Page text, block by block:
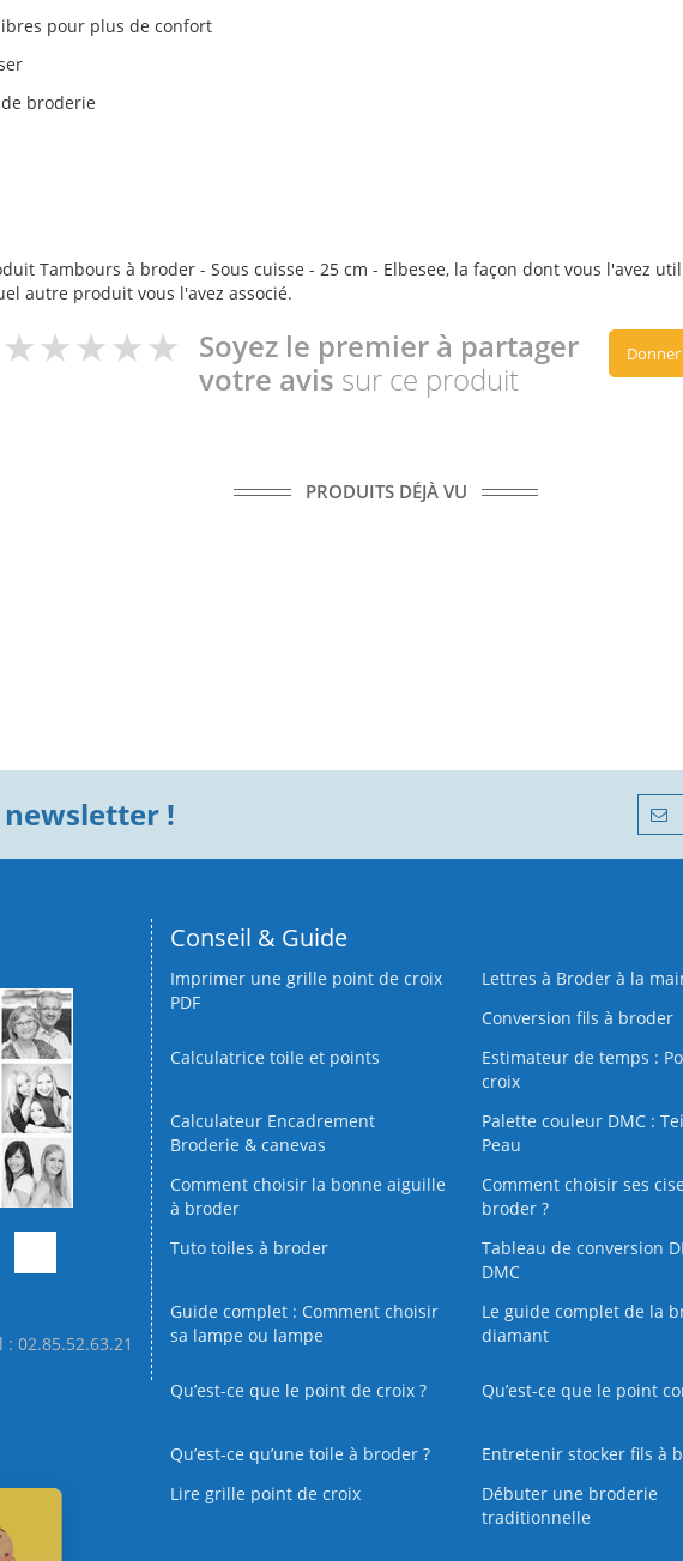
pour plus de confort
broderie
Tambours à broder - Sous cuisse - 25 cm - Elbesee, la façon dont vous l'avez
autre produit vous l'avez associé.
Soyez le premier à partager
votre avis sur ce produit
PRODUITS DÉJÀ VU
newsletter !
: 02.85.52.63.21
Conseil & Guide
Imprimer une grille point de croix
PDF
Lettres à Broder à la
Conversion fils à broder
Calculatrice toile et points
Estimateur de temps :
croix
Calculateur Encadrement
Broderie & canevas
Palette couleur DMC :
Peau
Comment choisir la bonne aiguille
à broder
Comment choisir ses
broder ?
Tuto toiles à broder
Tableau de conversion
DMC
Guide complet : Comment choisir
sa lampe ou lampe
Le guide complet de la
diamant
Qu’est-ce que le point de croix ?
Qu’est-ce que le point
Qu’est‑ce qu’une toile à broder ?
Entretenir stocker fils à
Lire grille point de croix
Débuter une broderie
traditionnelle